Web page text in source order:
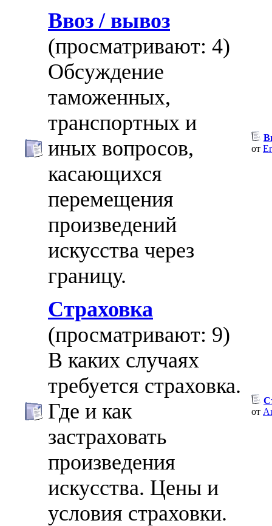
Ввоз / вывоз
(просматривают: 4)
Обсуждение
таможенных,
транспортных и
иных вопросов,
касающихся
перемещения
произведений
искусства через
границу.
от
Страховка
(просматривают: 9)
В каких случаях
требуется страховка.
Где и как
застраховать
произведения
искусства. Цены и
условия страховки.
от